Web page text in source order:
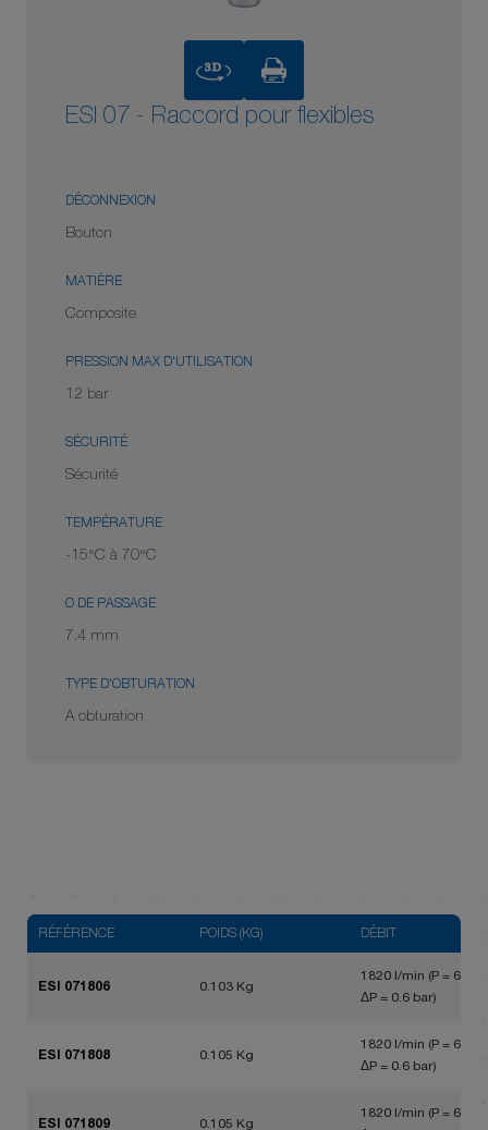
3D
ESI 07 - Raccord pour flexibles
DÉCONNEXION
Bouton
MATIÈRE
Composite
PRESSION MAX D'UTILISATION
12 bar
SÉCURITÉ
Sécurité
TEMPÉRATURE
-15°C à 70°C
Ø DE PASSAGE
7.4 mm
TYPE D'OBTURATION
A obturation
RÉFÉRENCE POIDS (KG) DÉBIT
ESI 071806 0.103 Kg
1820 l/min (P = 6 bar,
ΔP = 0.6 bar)
ESI 071808 0.105 Kg
1820 l/min (P = 6 bar,
ΔP = 0.6 bar)
ESI 071809 0.105 Kg
1820 l/min (P = 6 bar,